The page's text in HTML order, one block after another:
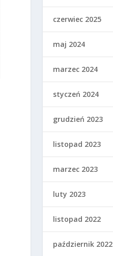
czerwiec 2025
maj 2024
marzec 2024
styczeń 2024
grudzień 2023
listopad 2023
marzec 2023
luty 2023
listopad 2022
październik 2022